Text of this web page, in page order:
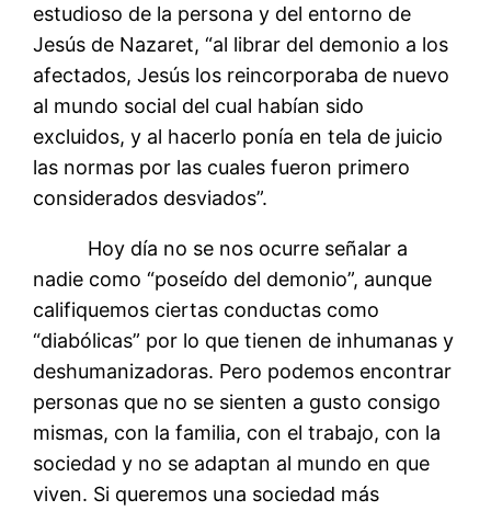
estudioso de la persona y del entorno de
Jesús de Nazaret, “al librar del demonio a los
afectados, Jesús los reincorporaba de nuevo
al mundo social del cual habían sido
excluidos, y al hacerlo ponía en tela de juicio
las normas por las cuales fueron primero
considerados desviados”.
Hoy día no se nos ocurre señalar a
nadie como “poseído del demonio”, aunque
califiquemos ciertas conductas como
“diabólicas” por lo que tienen de inhumanas y
deshumanizadoras. Pero podemos encontrar
personas que no se sienten a gusto consigo
mismas, con la familia, con el trabajo, con la
sociedad y no se adaptan al mundo en que
viven. Si queremos una sociedad más